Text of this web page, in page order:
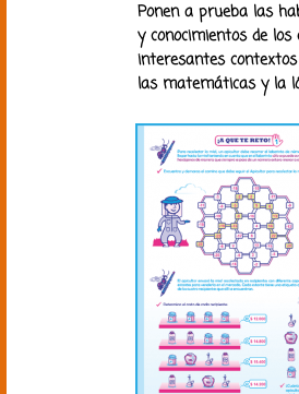
Ponen a prueba las
y conocimientos de
interesantes
las matemáticas y la